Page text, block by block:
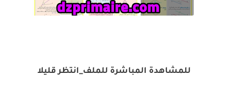
للمشاهدة المباشرة للملف_انتظر قليلا